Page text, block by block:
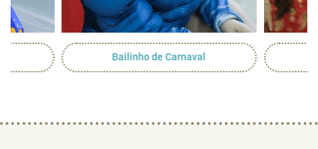
Bailinho de Carnaval